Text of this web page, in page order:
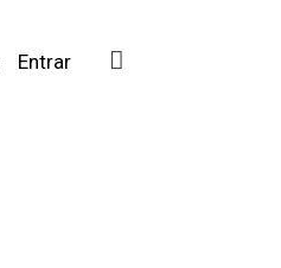
Entrar